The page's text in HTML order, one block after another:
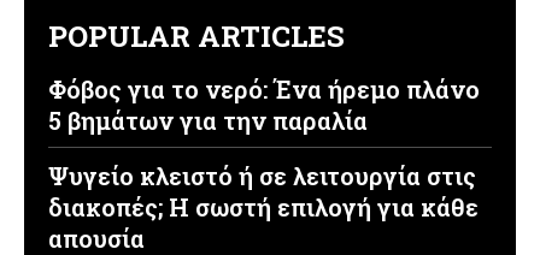
POPULAR ARTICLES
Φόβος για το νερό: Ένα ήρεμο πλάνο
5 βημάτων για την παραλία
Ψυγείο κλειστό ή σε λειτουργία στις
διακοπές; Η σωστή επιλογή για κάθε
απουσία